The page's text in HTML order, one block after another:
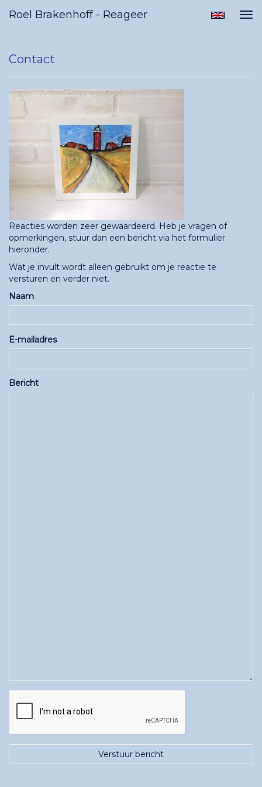
Roel Brakenhoff - Reageer
Contact
Reacties worden zeer gewaardeerd. Heb je vragen of
opmerkingen, stuur dan een bericht via het formulier
hieronder.
Wat je invult wordt alleen gebruikt om je reactie te
versturen en verder niet.
Naam
E-mailadres
Bericht